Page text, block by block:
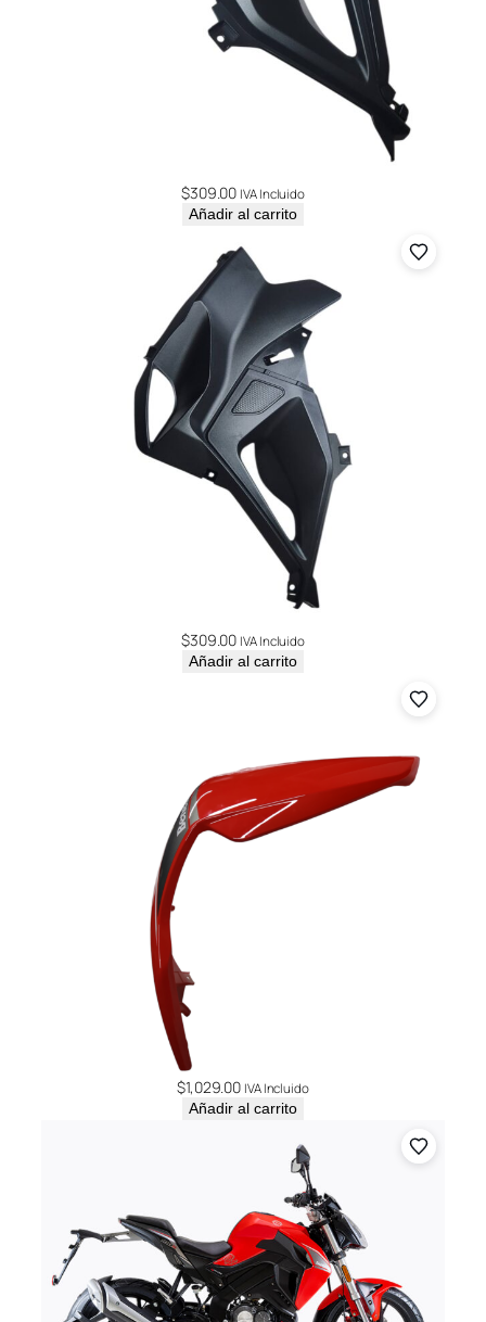
$309.00 IVA Incluido
Añadir al carrito
$309.00 IVA Incluido
Añadir al carrito
$1,029.00 IVA Incluido
Añadir al carrito